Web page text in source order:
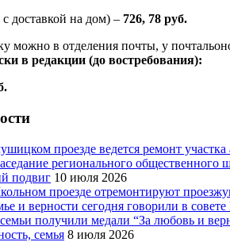
доставкой на дом) – 726, 78 руб.
можно в отделения почты, у
в редакции (до востребования):
проезде ведется ремонт
регионального
подвиг 10 июля 2026
проезде отремонтируют
и верности сегодня говорили в
получили медали “За любовь и
семья 8 июля 2026